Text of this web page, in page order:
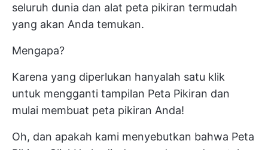
seluruh dunia dan alat peta pikiran termudah
yang akan Anda temukan.
Mengapa?
Karena yang diperlukan hanyalah satu klik
untuk mengganti tampilan Peta Pikiran dan
mulai membuat peta pikiran Anda!
Oh, dan apakah kami menyebutkan bahwa Peta